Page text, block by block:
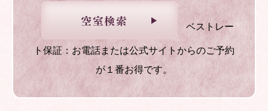
ベストレー
ト保証：お電話または公式サイトからのご予約
が１番お得です。